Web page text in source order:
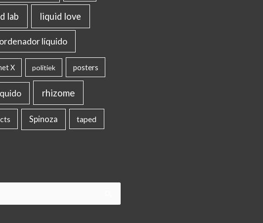
lab liquid love
ordenador líquido
X politiek posters
rhizome
Spinoza taped